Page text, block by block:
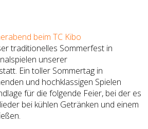
beim TC Kibo
traditionelles Sommerfest in
unserer
Ein toller Sommertag in
und hochklassigen Spielen
für die folgende Feier, bei der es
bei kühlen Getränken und einem